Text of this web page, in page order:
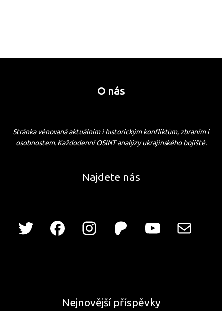
O nás
Stránka věnovaná aktuálním i historickým konfliktům, zbraním i
osobnostem. Každodenní OSINT analýzy ukrajinského bojiště.
Najdete nás
Nejnovější příspěvky